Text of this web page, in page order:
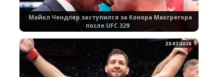
Майкл Чендлер заступился за Конора Макгрегора
после UFC 329
23-07-2026